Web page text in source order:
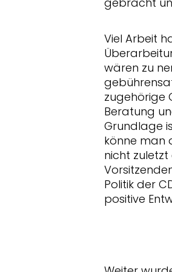
Viel Arbeit
wären zu
zugehörige
Beratung
Grundlage
könne man
nicht
Politik der
positive